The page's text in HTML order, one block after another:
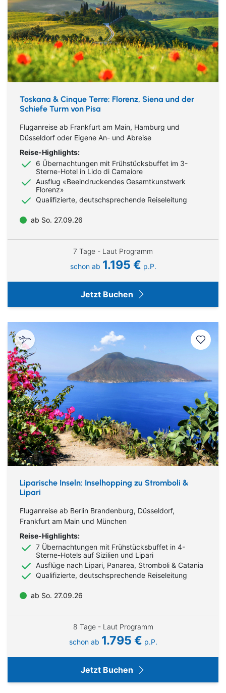
Toskana & Cinque Terre: Florenz, Siena und der
Schiefe Turm von Pisa
Fluganreise ab Frankfurt am Main, Hamburg und
Düsseldorf oder Eigene An- und Abreise
Reise-Highlights:
6 Übernachtungen mit Frühstücksbuffet im 3-
Sterne-Hotel in Lido di Camaiore
Ausflug «Beeindruckendes Gesamtkunstwerk
Florenz»
Qualifizierte, deutschsprechende Reiseleitung
ab So. 27.09.26
7 Tage - Laut Programm
schon ab 1.195 € p.P.
Jetzt Buchen
Liparische Inseln: Inselhopping zu Stromboli &
Lipari
Fluganreise ab Berlin Brandenburg, Düsseldorf,
Frankfurt am Main und München
Reise-Highlights:
7 Übernachtungen mit Frühstücksbuffet in 4-
Sterne-Hotels auf Sizilien und Lipari
Ausflüge nach Lipari, Panarea, Stromboli & Catania
Qualifizierte, deutschsprechende Reiseleitung
ab So. 27.09.26
8 Tage - Laut Programm
schon ab 1.795 € p.P.
Jetzt Buchen